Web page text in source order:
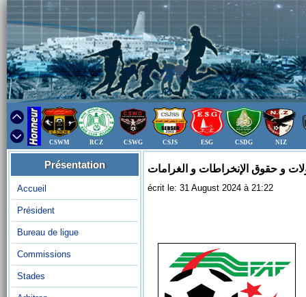
CSWM RCZ CSWG CSJS ESG CSDG NIZ
Présentation
Accueil
Président
Bureau de ligue
Commissions
Stades
و حقوق الإنخراطات و الغرامات
écrit le: 31 August 2024 à 21:22